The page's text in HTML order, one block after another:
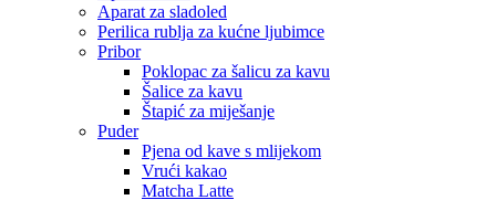
Aparat za sladoled
Perilica rublja za kućne ljubimce
Pribor
Poklopac za šalicu za kavu
Šalice za kavu
Štapić za miješanje
Puder
Pjena od kave s mlijekom
Vrući kakao
Matcha Latte